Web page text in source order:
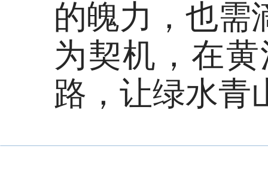
的魄力，也需
为契机，在
路，让绿水青